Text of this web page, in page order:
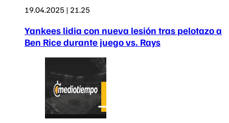
19.04.2025 | 21.25
Yankees lidia con nueva lesión tras pelotazo a
Ben Rice durante juego vs. Rays